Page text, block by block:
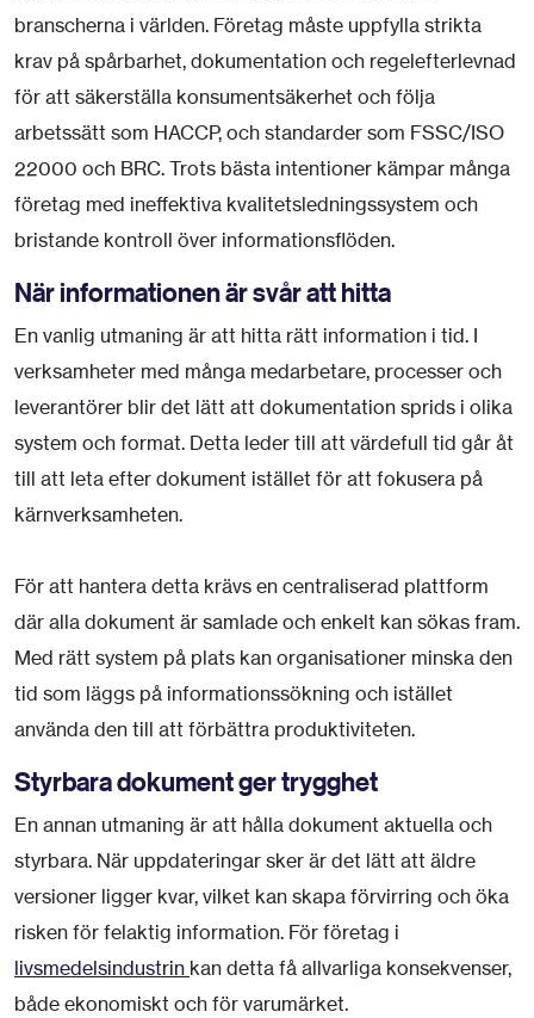
branscherna i världen. Företag måste uppfylla strikta
krav på spårbarhet, dokumentation och regelefterlevnad
för att säkerställa konsumentsäkerhet och följa
arbetssätt som HACCP, och standarder som FSSC/ISO
22000 och BRC. Trots bästa intentioner kämpar många
företag med ineffektiva kvalitetsledningssystem och
bristande kontroll över informationsflöden.
När informationen är svår att hitta
En vanlig utmaning är att hitta rätt information i tid. I
verksamheter med många medarbetare, processer och
leverantörer blir det lätt att dokumentation sprids i olika
system och format. Detta leder till att värdefull tid går åt
till att leta efter dokument istället för att fokusera på
kärnverksamheten.
För att hantera detta krävs en centraliserad plattform
där alla dokument är samlade och enkelt kan sökas fram.
Med rätt system på plats kan organisationer minska den
tid som läggs på informationssökning och istället
använda den till att förbättra produktiviteten.
Styrbara dokument ger trygghet
En annan utmaning är att hålla dokument aktuella och
styrbara. När uppdateringar sker är det lätt att äldre
versioner ligger kvar, vilket kan skapa förvirring och öka
risken för felaktig information. För företag i
livsmedelsindustrin kan detta få allvarliga konsekvenser,
både ekonomiskt och för varumärket.